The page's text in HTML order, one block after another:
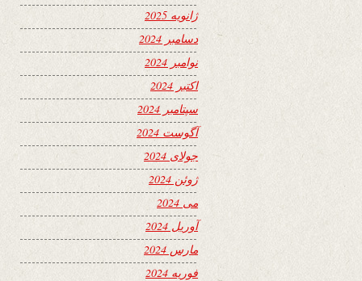
ژانویه 2025
دسامبر 2024
نوامبر 2024
اکتبر 2024
سپتامبر 2024
آگوست 2024
جولای 2024
ژوئن 2024
می 2024
آوریل 2024
مارس 2024
فوریه 2024